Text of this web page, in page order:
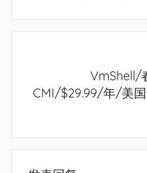
航
VmShell/
CMI/$29.99/年/美